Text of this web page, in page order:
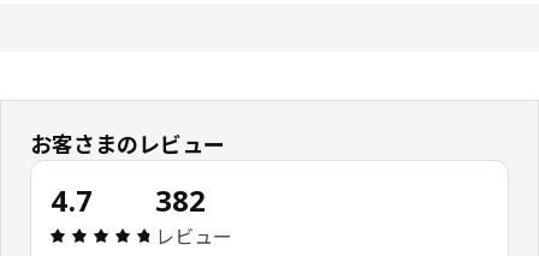
お客さまのレビュー
4.7
レビュー: 4.7 5 星の数 総レビュー: 382
382
レビュー